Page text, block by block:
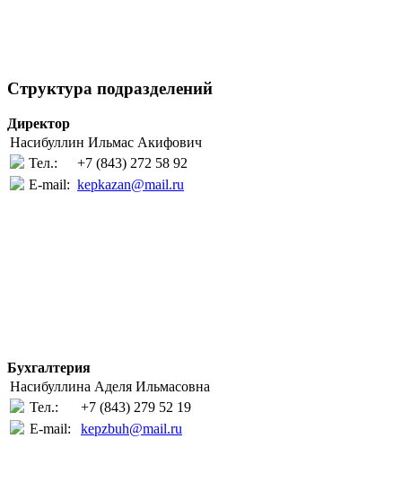
Структура подразделений
Директор
Насибуллин Ильмас Акифович
Тел.:
+7 (843) 272 58 92
E-mail: kepkazan@mail.ru
Бухгалтерия
Насибуллина Аделя Ильмасовна
Тел.:
+7 (843) 279 52 19
E-mail:
kepzbuh@mail.ru